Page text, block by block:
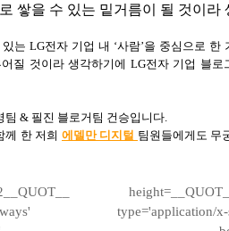
쌓을 수 있는 밑거름이 될 것이라
는 LG전자 기업 내 ‘사람’을 중심으로 한
질 것이라 생각하기에 LG전자 기업 블로
팀 & 필진 블로거팀 건승입니다
께 한 저희 에델만 디지털 팀원들에게도 무
type='application/x-